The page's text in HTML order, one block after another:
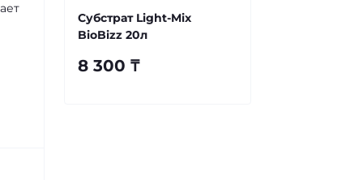
Субстрат Light-Mix
BioBizz 20л
8 300 ₸